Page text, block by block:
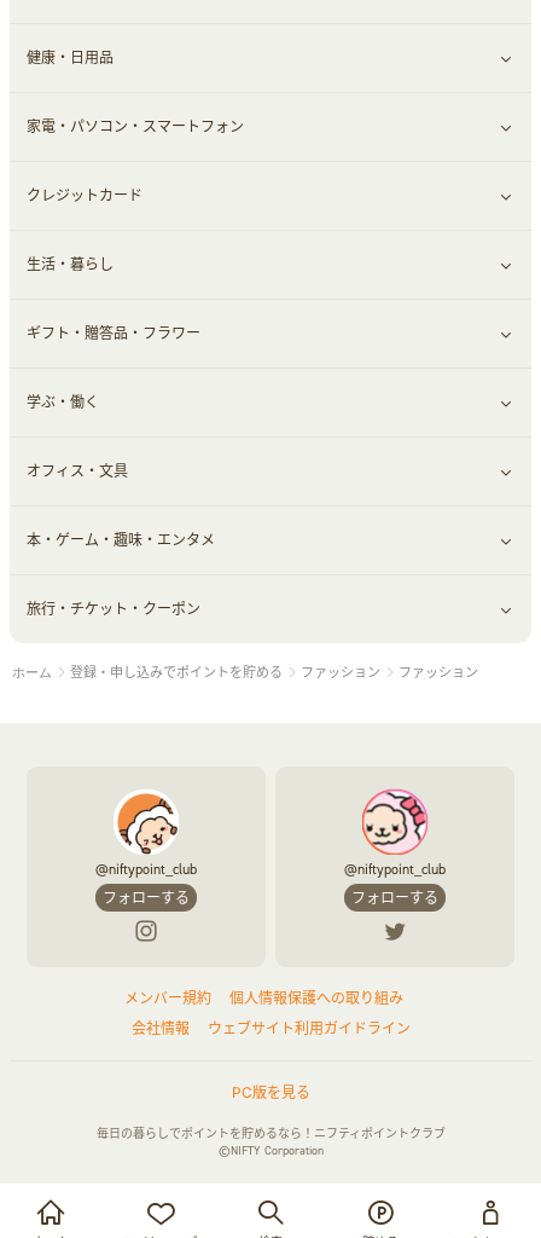
お買い物・サービス利用で貯める
インナー・下着
靴・フットウェア
小物・かばん
スーツ・フォーマル
グルメ
ドリンク
お酒
食材宅配
すべて見る
スキンケア
メイクアップ
ヘアケア
メンズ美容
美容・ダイエット用品
脱毛用品
美容食品
健康・日用品
すべて見る
健康食品｜青汁・飲料
健康食品｜乳酸菌・ケフィア
健康食品｜その他
スポーツ・フィットネス
日用品・薬局・からだ
家電・パソコン・スマートフォン
すべて見る
家電・パソコン・ソフトウェア
スマホ・携帯電話・SIM
クレジットカード
すべて見る
クレジットカード
生活・暮らし
すべて見る
車情報・カーシェア・レンタル
お役立ち
生活雑貨・家具インテリア
赤ちゃん・こども・マタニティ
ペット
ギフト・贈答品・フラワー
すべて見る
ギフト・贈答品
フラワー
学ぶ・働く
すべて見る
習い事・学習・学校
オフィス・文具
すべて見る
オフィス・文具
本・ゲーム・趣味・エンタメ
すべて見る
ゲーム・趣味
旅行・チケット・クーポン
すべて見る
チケット・クーポン・チラシ
ホーム 登録・申し込みでポイントを貯める ファッション ファッション
@niftypoint_club
フォローする
@niftypoint_club
フォローする
メンバー規約
個人情報保護への取り組み
会社情報
ウェブサイト利用ガイドライン
PC版を見る
毎日の暮らしでポイントを貯めるなら！ニフティポイントクラブ
©NIFTY Corporation